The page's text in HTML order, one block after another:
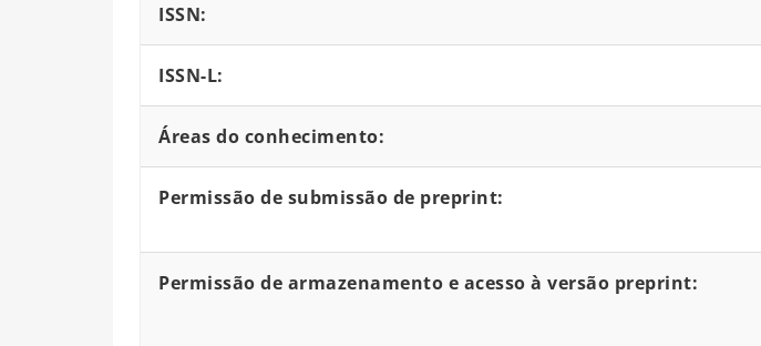
ISSN:
ISSN-L:
Áreas do conhecimento:
Permissão de submissão de preprint:
Permissão de armazenamento e acesso à versão preprint: